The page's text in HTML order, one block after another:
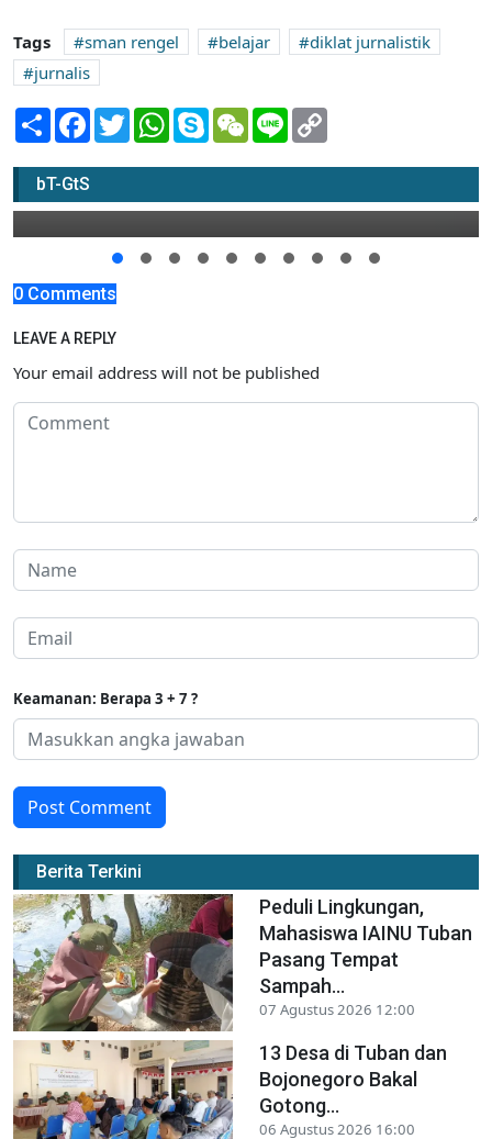
Tags sman rengel belajar
diklat jurnalistik
jurnalis
Share Facebook
TwitterWhatsApp
SkypeWeChatLine
bT-GtS
Kumpulkan 132 Poin, Tuban Juara MTQ
02 November 2019 06:00
0 Comments
LEAVE A REPLY
Your email address will not be published
Keamanan: Berapa 3 + 7 ?
Post Comment
Berita Terkini
Peduli Lingkungan,
Mahasiswa IAINU Tuban
Pasang Tempat
Sampah...
07 Agustus 2026 12:00
13 Desa di Tuban dan
Bojonegoro Bakal
Gotong...
06 Agustus 2026 16:00